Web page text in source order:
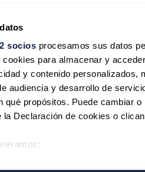
sociosprocesamos sus datos
para almacenar y
y contenido personalizados,
audiencia y desarrollo de
qué propósitos. Puede cambiar
la Declaración de cookies o
no será publicada. Todos los
reCAPTCHA y la